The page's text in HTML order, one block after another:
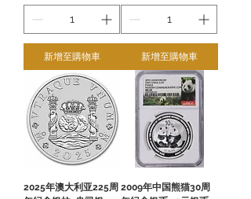
新增至購物車 新增至購物車
2025年澳大利亚225周 2009年中国熊猫30周